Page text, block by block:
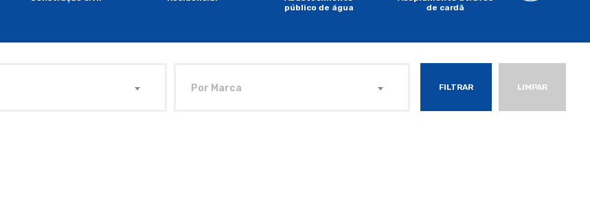
público de água
de cardã
Por Marca FILTRAR LIMPAR